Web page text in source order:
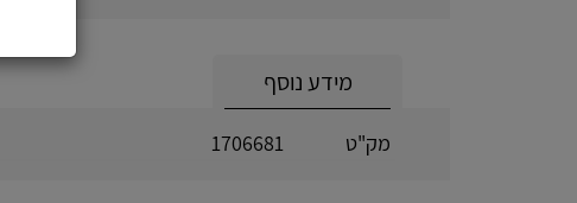
מידע נוסף
מק"ט 1706681